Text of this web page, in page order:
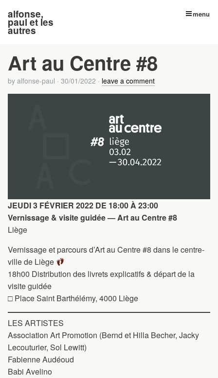
alfonse,
paul et les
autres
menu
Art au Centre #8
by alfonse-paul · 30/01/2022 · leave a comment
JEUDI 3 FÉVRIER 2022 DE 18:00 À 23:00
Vernissage & visite guidée — Art au Centre #8
Liège
Vernissage et parcours d’Art au Centre #8 dans le centre-
ville de Liège
18h00 Distribution des livrets explicatifs & départ de la
visite guidée
□ Place Saint Barthélémy, 4000 Liège
LES ARTISTES
Association Art Promotion (Bernd et Hilla Becher, Jacky
Lecouturier, Sol Lewitt)
Fabienne Audéoud
Babi Avelino